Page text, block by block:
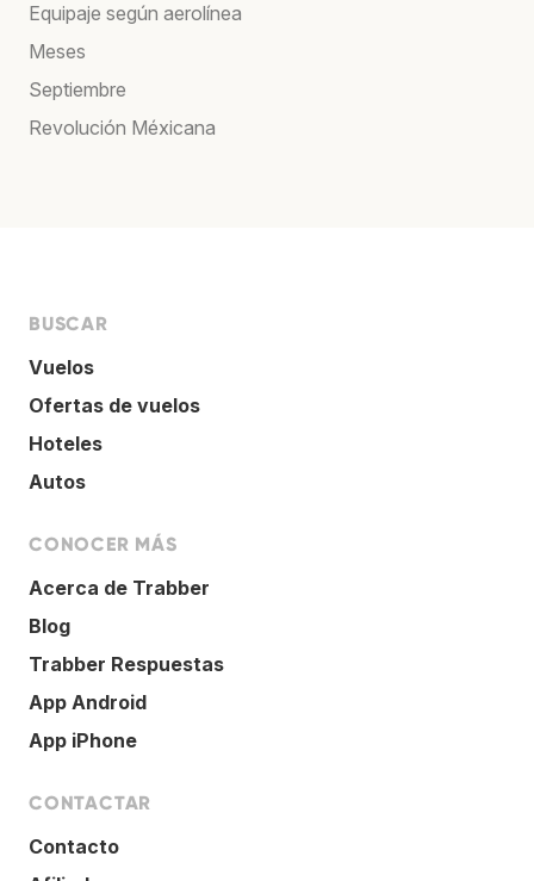
Equipaje según aerolínea
Meses
Septiembre
Revolución Méxicana
BUSCAR
Vuelos
Ofertas de vuelos
Hoteles
Autos
CONOCER MÁS
Acerca de Trabber
Blog
Trabber Respuestas
App Android
App iPhone
CONTACTAR
Contacto